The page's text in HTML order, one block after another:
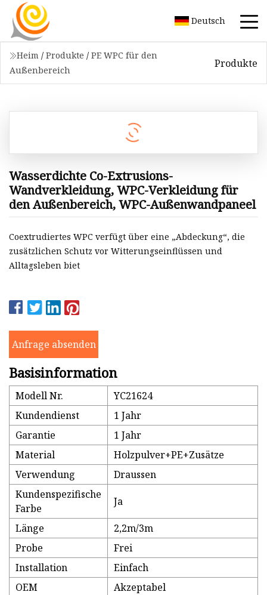
Deutsch
Heim / Produkte / PE WPC für den
Außenbereich
Produkte
Wasserdichte Co-Extrusions-
Wandverkleidung, WPC-Verkleidung für
den Außenbereich, WPC-Außenwandpaneel
Coextrudiertes WPC verfügt über eine „Abdeckung“, die
zusätzlichen Schutz vor Witterungseinflüssen und
Alltagsleben biet
Anfrage absenden
Basisinformation
Modell Nr.
YC21624
Kundendienst
1 Jahr
Garantie
1 Jahr
Material
Holzpulver+PE+Zusätze
Verwendung
Draussen
Kundenspezifische
Farbe
Ja
Länge
2,2m/3m
Probe
Frei
Installation
Einfach
OEM
Akzeptabel